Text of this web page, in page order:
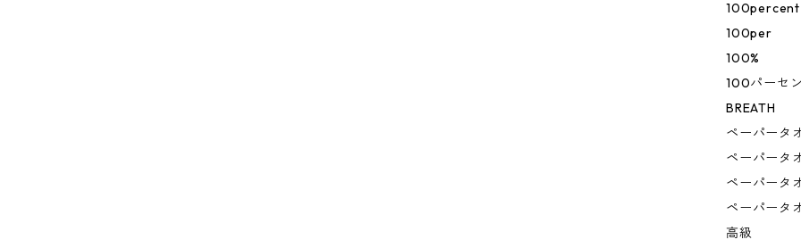
100percent
100per
100%
100パーセ
BREATH
ペーパータ
ペーパータ
ペーパータ
ペーパータ
高級